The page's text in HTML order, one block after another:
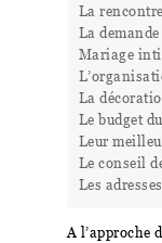
La rencontre
La
Mariage
La
Le budget
Leur
Le conseil
Les
A l’approche